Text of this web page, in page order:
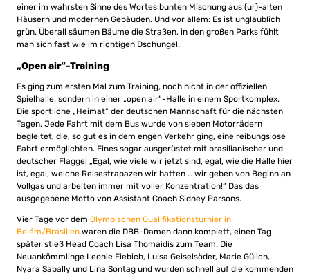
einer im wahrsten Sinne des Wortes bunten Mischung aus (ur)-alten
Häusern und modernen Gebäuden. Und vor allem: Es ist unglaublich
grün. Überall säumen Bäume die Straßen, in den großen Parks fühlt
man sich fast wie im richtigen Dschungel.
„Open air“-Training
Es ging zum ersten Mal zum Training, noch nicht in der offiziellen
Spielhalle, sondern in einer „open air“-Halle in einem Sportkomplex.
Die sportliche „Heimat“ der deutschen Mannschaft für die nächsten
Tagen. Jede Fahrt mit dem Bus wurde von sieben Motorrädern
begleitet, die, so gut es in dem engen Verkehr ging, eine reibungslose
Fahrt ermöglichten. Eines sogar ausgerüstet mit brasilianischer und
deutscher Flagge! „Egal, wie viele wir jetzt sind, egal, wie die Halle hier
ist, egal, welche Reisestrapazen wir hatten … wir geben von Beginn an
Vollgas und arbeiten immer mit voller Konzentration!“ Das das
ausgegebene Motto von Assistant Coach Sidney Parsons.
Vier Tage vor dem Olympischen Qualifikationsturnier in
Belém/Brasilien waren die DBB-Damen dann komplett, einen Tag
später stieß Head Coach Lisa Thomaidis zum Team. Die
Neuankömmlinge Leonie Fiebich, Luisa Geiselsöder, Marie Gülich,
Nyara Sabally und Lina Sontag und wurden schnell auf die kommenden